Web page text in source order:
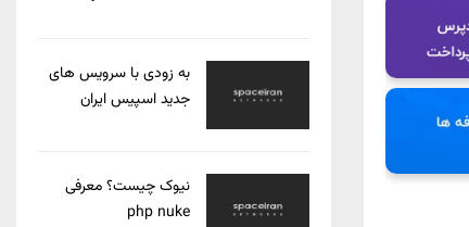
به زودی با سرویس های
جدید اسپیس ایران
نیوک چیست؟ معرفی
php nuke